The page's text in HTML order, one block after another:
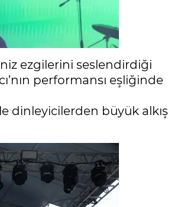
ezgilerini seslendirdiği
performansı eşliğinde
dinleyicilerden büyük alkış